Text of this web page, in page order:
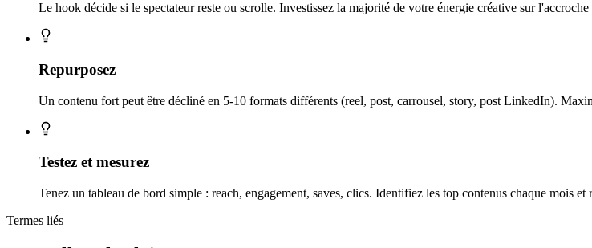
Le hook décide si le spectateur reste ou scrolle. Investissez la majorité de votre énergie créative sur
Repurposez
Un contenu fort peut être décliné en 5-10 formats différents (reel, post, carrousel, story, post LinkedIn).
Testez et mesurez
Tenez un tableau de bord simple : reach, engagement, saves, clics. Identifiez les top contenus chaque mois et
Termes liés